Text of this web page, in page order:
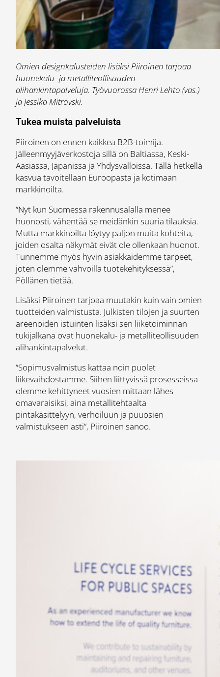
Omien designkalusteiden lisäksi Piiroinen tarjoaa
huonekalu- ja metalliteollisuuden
alihankintapalveluja. Työvuorossa Henri Lehto (vas.)
ja Jessika Mitrovski.
Tukea muista palveluista
Piiroinen on ennen kaikkea B2B-toimija.
Jälleenmyyjäverkostoja sillä on Baltiassa, Keski-
Aasiassa, Japanissa ja Yhdysvalloissa. Tällä hetkellä
kasvua tavoitellaan Euroopasta ja kotimaan
markkinoilta.
“Nyt kun Suomessa rakennusalalla menee
huonosti, vähentää se meidänkin suuria tilauksia.
Mutta markkinoilta löytyy paljon muita kohteita,
joiden osalta näkymät eivät ole ollenkaan huonot.
Tunnemme myös hyvin asiakkaidemme tarpeet,
joten olemme vahvoilla tuotekehityksessä”,
Pöllänen tietää.
Lisäksi Piiroinen tarjoaa muutakin kuin vain omien
tuotteiden valmistusta. Julkisten tilojen ja suurten
areenoiden istuinten lisäksi sen liiketoiminnan
tukijalkana ovat huonekalu- ja metalliteollisuuden
alihankintapalvelut.
“Sopimusvalmistus kattaa noin puolet
liikevaihdostamme. Siihen liittyvissä prosesseissa
olemme kehittyneet vuosien mittaan lähes
omavaraisiksi, aina metallitehtaalta
pintakäsittelyyn, verhoiluun ja puuosien
valmistukseen asti”, Piiroinen sanoo.